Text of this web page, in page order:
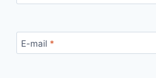
E-mail *